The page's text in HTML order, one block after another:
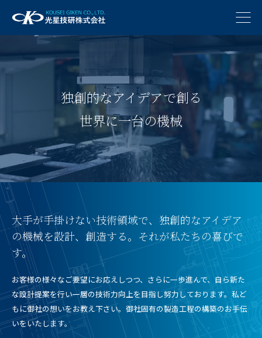
独創的なアイデアで創る
世界に一台の機械
大手が手掛けない技術領域で、 独創的なアイデア
の機械を設計、創造する。 それが私たちの喜びで
す。
お客様の様々なご要望にお応えしつつ、さらに一歩進んで、 自ら新た
な設計提案を行い一層の技術力向上を目指し努力しております。 私ど
もに御社の想いをお教え下さい。御社固有の製造工程の構築のお手伝
いをいたします。